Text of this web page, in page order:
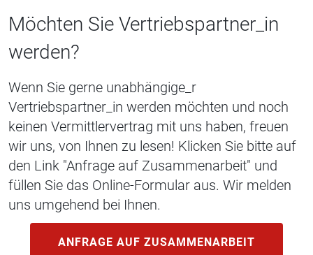
Möchten Sie Vertriebspartner_in
werden?
Wenn Sie gerne unabhängige_r
Vertriebspartner_in werden möchten und noch
keinen Vermittlervertrag mit uns haben, freuen
wir uns, von Ihnen zu lesen! Klicken Sie bitte auf
den Link "Anfrage auf Zusammenarbeit" und
füllen Sie das Online-Formular aus. Wir melden
uns umgehend bei Ihnen.
ANFRAGE AUF ZUSAMMENARBEIT